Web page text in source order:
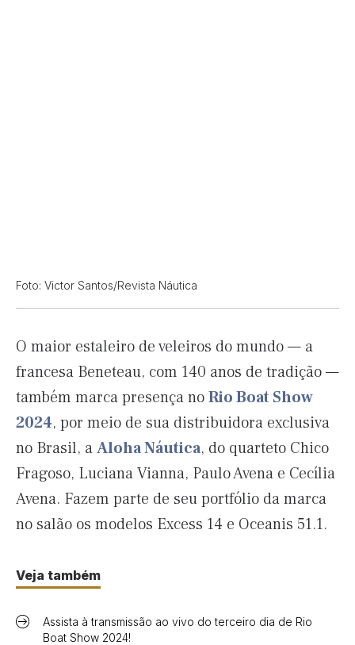
Foto: Victor Santos/Revista Náutica
O maior estaleiro de veleiros do mundo — a
francesa Beneteau, com 140 anos de tradição —
também marca presença noRio Boat Show
2024, por meio de sua distribuidora exclusiva
no Brasil, aAloha Náutica, do quarteto Chico
Fragoso, Luciana Vianna, Paulo Avena e Cecília
Avena. Fazem parte de seu portfólio da marca
no salão os modelos Excess 14 e Oceanis 51.1.
Veja também
Assista à transmissão ao vivo do terceiro dia de Rio
Boat Show 2024!